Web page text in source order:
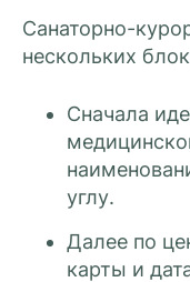
Санаторно-
нескольких
Сначала
углу.
Далее по
карты и